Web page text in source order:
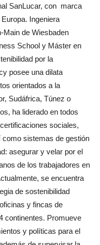
SanLucar, con marca
Ingeniera
Main de Wiesbaden
School y Máster en
por la
posee una dilata
orientados a la
Sudáfrica, Túnez o
ha liderado en todos
sociales,
sistemas de gestión
asegurar y velar por el
de los trabajadores en
se encuentra
de sostenibilidad
y fincas de
continentes. Promueve
y políticas para el